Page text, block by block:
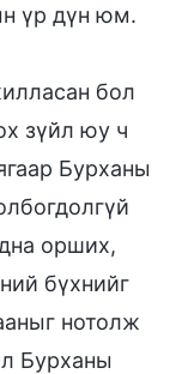
үр дүн юм.
бол
зүйл юу ч
Бурханы
орших,
бүхнийг
нотолж
Бурханы